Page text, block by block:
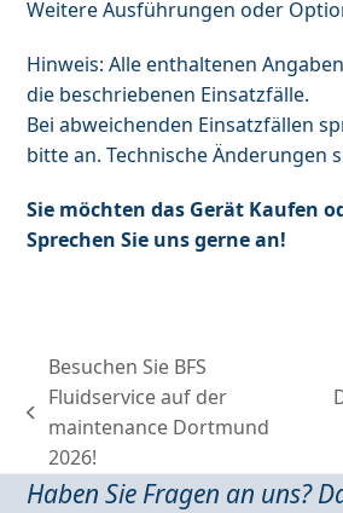
Weitere Ausführungen oder
Hinweis: Alle enthaltenen
die beschriebenen Einsatzfälle.
Bei abweichenden Einsatzfällen
bitte an. Technische Änderungen
Sie möchten das Gerät Kaufen
Sprechen Sie uns gerne an!
previous
post:
Besuchen Sie BFS
Fluidservice auf der
maintenance Dortmund
2026!
Haben Sie Fragen an uns?